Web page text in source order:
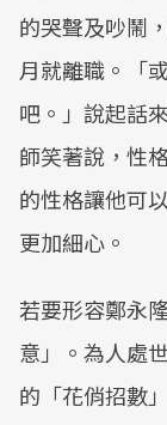
的哭聲及吵鬧
月就離職。「
吧。」說起話
師笑著說，性
的性格讓他可
更加細心。
若要形容鄭永
意」。為人處
的「花俏招數